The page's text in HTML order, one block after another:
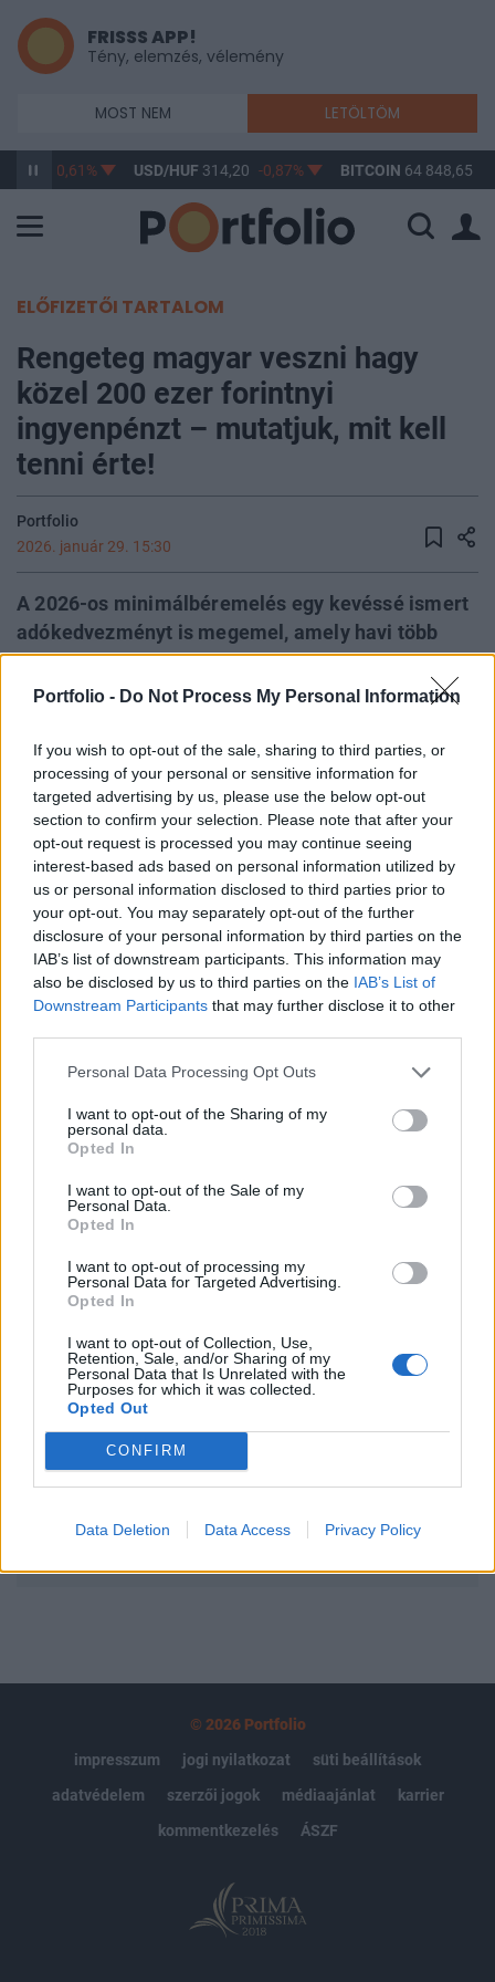
Portfolio - Do Not Process My Personal Information
If you wish to opt-out of the sale, sharing to third parties, or
processing of your personal or sensitive information for
targeted advertising by us, please use the below opt-out
section to confirm your selection. Please note that after your
opt-out request is processed you may continue seeing
interest-based ads based on personal information utilized by
us or personal information disclosed to third parties prior to
your opt-out. You may separately opt-out of the further
disclosure of your personal information by third parties on the
IAB’s list of downstream participants. This information may
also be disclosed by us to third parties on the IAB’s List of
Downstream Participants that may further disclose it to other
Personal Data Processing Opt Outs
I want to opt-out of the Sharing of my
personal data.
Opted In
I want to opt-out of the Sale of my
Personal Data.
Opted In
I want to opt-out of processing my
Personal Data for Targeted Advertising.
Opted In
I want to opt-out of Collection, Use,
Retention, Sale, and/or Sharing of my
Personal Data that Is Unrelated with the
Purposes for which it was collected.
Opted Out
CONFIRM
Data Deletion Data Access Privacy Policy
FRISSS APP!
Tény, elemzés, vélemény
MOST NEM LETÖLTÖM
-0,61% USD/HUF314,20 -0,87% BITCOIN64 848,65
ELŐFIZETŐI TARTALOM
Rengeteg magyar veszni hagy
közel 200 ezer forintnyi
ingyenpénzt – mutatjuk, mit kell
tenni érte!
Portfolio
2026. január 29. 15:30
A 2026-os minimálbéremelés egy kevéssé ismert
adókedvezményt is megemel, amely havi több
mint 16 ezer forinttal csökkentheti az érintettek
szja-terhét, éves szinten közel 200 ezer forintot
minősített, de sok esetben hétköznapi krónikus
betegségekhez kötődik, és a jogosultak jelentős
része ma sem él vele. A lehetőség ráadásul öt
évre visszamenőleg is érvényesíthető, így
egyeseknél akár több százezer forint is
bennragadhat kihasználatlanul.
Private Health Forum 2026Új lehetőségek a magyar
egészségügy előtt - De mégis mihez kezd ezzel a
magánegészségügyi szektor? Jubileumi konferenciánkon
kiderül.Információ és jelentkezés2026-ban a minimálbér
emelése nemcsak a béreket húzza fel, hanem
automatikusan növeli egy olyan adókedvezmény összegét
személyi...
KEDVES OLVASÓNK!
A keresett cikk a portfolio.hu hírarchívumához
tartozik, melynek olvasása előfizetéses
regisztrációhoz kötött.
Az előfizetés a következőket tartalmazza:
Portfolio.hu teljes cikkarchívum
Kötéslisták: BÉT elmúlt 2 év napon belüli
kötéslistái
Előfizetés
© 2026 Portfolio
impresszum
jogi nyilatkozat
süti beállítások
adatvédelem
szerzői jogok médiaajánlat
karrier
kommentkezelés
ÁSZF